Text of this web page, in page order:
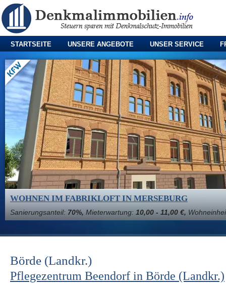
STARTSEITE UNSERE ANGEBOTE UNSER SERVICE
WOHNEN IM FABRIKLOFT IN MERSEBURG
Sanierungsanteil: 70%, Mieterwartung: 10,00 - 11,00 €,
Börde (Landkr.)
Pflegezentrum Beendorf in Börde (Landkr.)